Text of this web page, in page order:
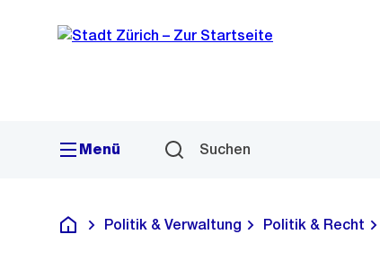
Navigation
Sprunglink
Menü Suchen
Deutsch
Politik & Verwaltung Politik & Recht